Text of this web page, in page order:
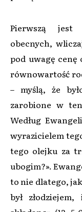
Pierwszą jest
obecnych,
pod uwagę cenę
równowartość
– myślą, że
zarobione w
Według
wyrazicielem
tego olejku za
ubogim?».
to nie dlatego,
był